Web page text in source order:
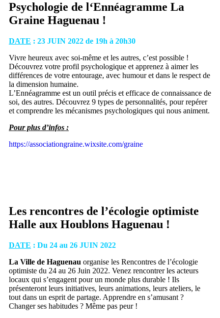
Psychologie de l‘Ennéagramme La
Graine Haguenau !
DATE : 23 JUIN 2022 de 19h à 20h30
Vivre heureux avec soi-même et les autres, c’est possible !
Découvrez votre profil psychologique et apprenez à aimer les
différences de votre entourage, avec humour et dans le respect de
la dimension humaine.
L’Ennéagramme est un outil précis et efficace de connaissance de
soi, des autres. Découvrez 9 types de personnalités, pour repérer
et comprendre les mécanismes psychologiques qui nous animent.
Pour plus d’infos :
https://associationgraine.wixsite.com/graine
Les rencontres de l’écologie optimiste
Halle aux Houblons Haguenau !
DATE : Du 24 au 26 JUIN 2022
La Ville de Haguenau organise les Rencontres de l’écologie
optimiste du 24 au 26 Juin 2022. Venez rencontrer les acteurs
locaux qui s’engagent pour un monde plus durable ! Ils
présenteront leurs initiatives, leurs animations, leurs ateliers, le
tout dans un esprit de partage. Apprendre en s’amusant ?
Changer ses habitudes ? Même pas peur !